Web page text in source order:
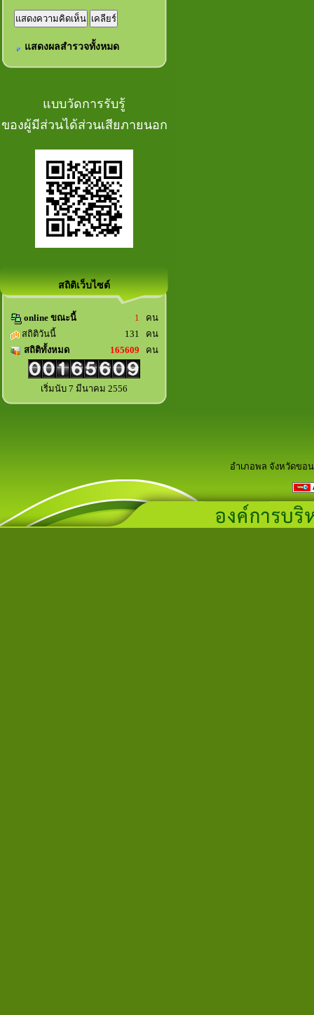
แสดงผลสำรวจทั้งหมด
แบบวัดการรับรู้
ของผู้มีส่วนได้ส่วนเสียภายนอก
สถิติเว็บไซต์
online ขณะนี้ 1 คน
สถิติวันนี้
131 คน
สถิติทั้งหมด
165609 คน
เริ่มนับ 7 มีนาคม 2556
อำเภอพล จังหวัดขอ